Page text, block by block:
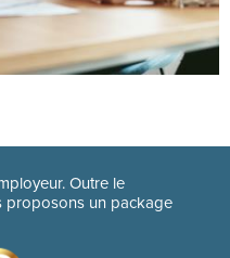
Outre le
proposons un package